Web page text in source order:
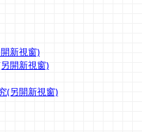
新視窗)
開新視窗)
(另開新視窗)